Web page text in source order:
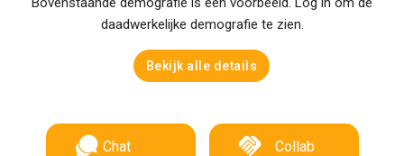
daadwerkelijke demografie te zien.
Bekijk alle details
Chat Collab